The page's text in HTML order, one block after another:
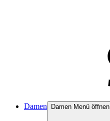
Damen Damen Menü öffnen